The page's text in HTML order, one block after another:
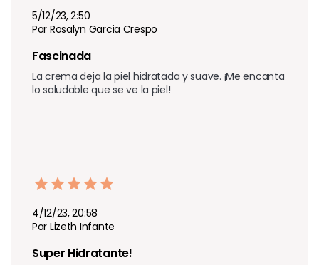
5/12/23, 2:50
Por Rosalyn Garcia Crespo
Fascinada
La crema deja la piel hidratada y suave. ¡Me encanta
lo saludable que se ve la piel!
4/12/23, 20:58
Por Lizeth Infante
Super Hidratante!